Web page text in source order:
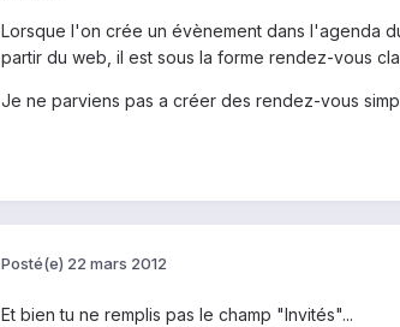
Lorsque l'on crée un évènement dans l'agenda
partir du web, il est sous la forme rendez-vous
Je ne parviens pas a créer des rendez-vous
Posté(e) 22 mars 2012
Et bien tu ne remplis pas le champ "Invités"...